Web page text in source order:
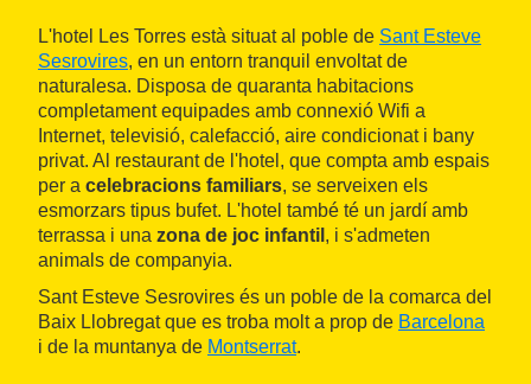
L'hotel Les Torres està situat al poble de Sant Esteve
Sesrovires, en un entorn tranquil envoltat de
naturalesa. Disposa de quaranta habitacions
completament equipades amb connexió Wifi a
Internet, televisió, calefacció, aire condicionat i bany
privat. Al restaurant de l'hotel, que compta amb espais
per a celebracions familiars, se serveixen els
esmorzars tipus bufet. L'hotel també té un jardí amb
terrassa i una zona de joc infantil , i s'admeten
animals de companyia.
Sant Esteve Sesrovires és un poble de la comarca del
Baix Llobregat que es troba molt a prop de Barcelona
i de la muntanya de Montserrat.